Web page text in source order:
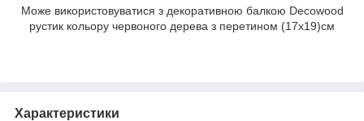
Може використовуватися з декоративною балкою Decowood
рустик кольору червоного дерева з перетином (17х19)см
Характеристики